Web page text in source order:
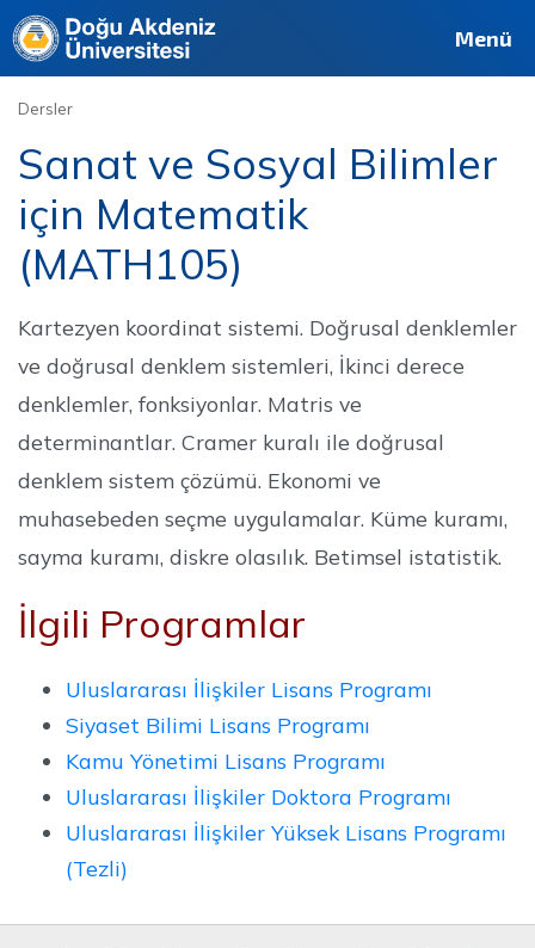
Site Personel
Deutsch Français Menü
Dersler
Sanat ve Sosyal Bilimler
için Matematik
(MATH105)
Kartezyen koordinat sistemi. Doğrusal denklemler
ve doğrusal denklem sistemleri, İkinci derece
denklemler, fonksiyonlar. Matris ve
determinantlar. Cramer kuralı ile doğrusal
denklem sistem çözümü. Ekonomi ve
muhasebeden seçme uygulamalar. Küme kuramı,
sayma kuramı, diskre olasılık. Betimsel istatistik.
İlgili Programlar
Uluslararası İlişkiler Lisans Programı
Siyaset Bilimi Lisans Programı
Kamu Yönetimi Lisans Programı
Uluslararası İlişkiler Doktora Programı
Uluslararası İlişkiler Yüksek Lisans Programı
(Tezli)